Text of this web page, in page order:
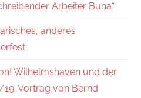
Arbeiter Buna“
anderes
Wilhelmshaven und der
Vortrag von Bernd